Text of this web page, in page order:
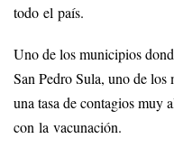
todo el país.
Uno de los municipios
San Pedro Sula, uno de
una tasa de contagios muy
con la vacunación.